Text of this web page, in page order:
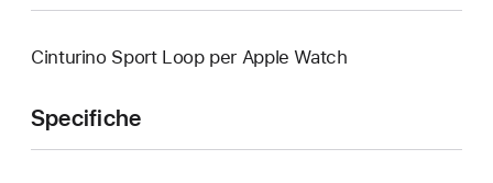
Cinturino Sport Loop per Apple Watch
Specifiche